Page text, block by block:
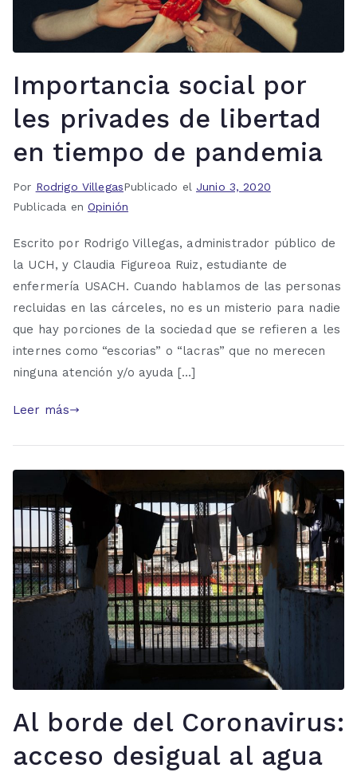
Importancia social por
les privades de libertad
en tiempo de pandemia
Por Rodrigo VillegasPublicado el Junio 3, 2020
Publicada en Opinión
Escrito por Rodrigo Villegas, administrador público de
la UCH, y Claudia Figureoa Ruiz, estudiante de
enfermería USACH. Cuando hablamos de las personas
recluidas en las cárceles, no es un misterio para nadie
que hay porciones de la sociedad que se refieren a les
internes como “escorias” o “lacras” que no merecen
ninguna atención y/o ayuda […]
Leer más
Al borde del Coronavirus:
acceso desigual al agua